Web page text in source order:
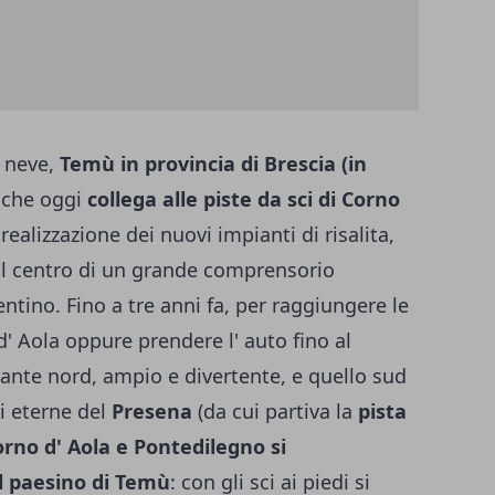
Temù in provincia di Brescia (in
oggi collega alle piste da sci di Corno
dei nuovi impianti di risalita,
centro di un grande comprensorio
Fino a tre anni fa, per raggiungere le
Aola oppure prendere l' auto fino al
nord, ampio e divertente, e quello sud
eterne del Pre­sena (da cui partiva la pista
d' Aola e Pontedilegno si
di Temù: con gli sci ai piedi si